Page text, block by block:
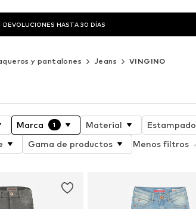
DEVOLUCIONES HASTA 30 DÍAS
y pantalones Jeans VINGINO
Marca 1 Material Estampado
Gama de productos Menos filtros